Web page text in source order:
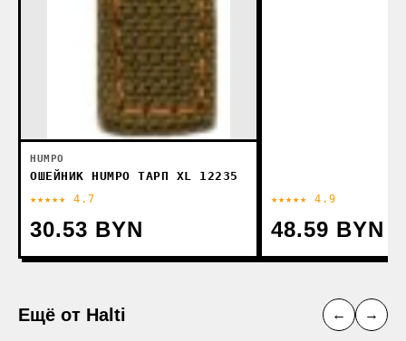
HUMPO
ОШЕЙНИК HUMPO ТАРП XL 12235
★★★★★ 4.7
30.53 BYN
★★★★★ 4.9
48.59 BYN
Ещё от Halti ← →